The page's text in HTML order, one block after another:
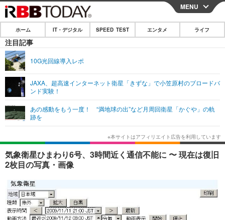
CLOSE
ホーム
IT・デジタル
ネタ
ショッピング その他
SPEED TEST
エンタメ
エンタメTOP
韓国・芸能
音楽 スポーツ
ショッピング
ライフ
ライフTOP グルメ
ペット ショッピング
リリース一覧
プッシュ通知の停止方法
MENU
ホーム IT・デジタル SPEED TEST エンタメ ライフ
注目記事
10G光回線導入レポ
JAXA、超高速インターネット衛星「きずな」で小笠原村のブロードバ
ンド実験！
あの感動をもう一度！ “満地球の出”など月周回衛星「かぐや」の軌
跡を
気象衛星ひまわり6号、3時間近く通信不能に 〜 現在は復旧
2枚目の写真・画像